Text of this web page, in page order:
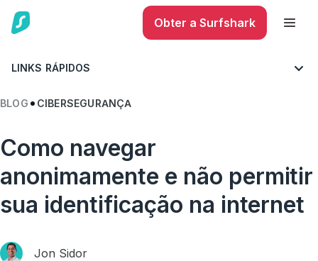
Obter a Surfshark
LINKS RÁPIDOS
BLOG CIBERSEGURANÇA
Como navegar
anonimamente e não permitir
sua identificação na internet
Jon Sidor